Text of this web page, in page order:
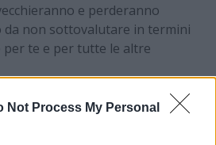
Not Process My Personal
e perderanno
da non sottovalutare in termini
per te e per tutte le altre
una gomma conservata in
potrebbe avere una